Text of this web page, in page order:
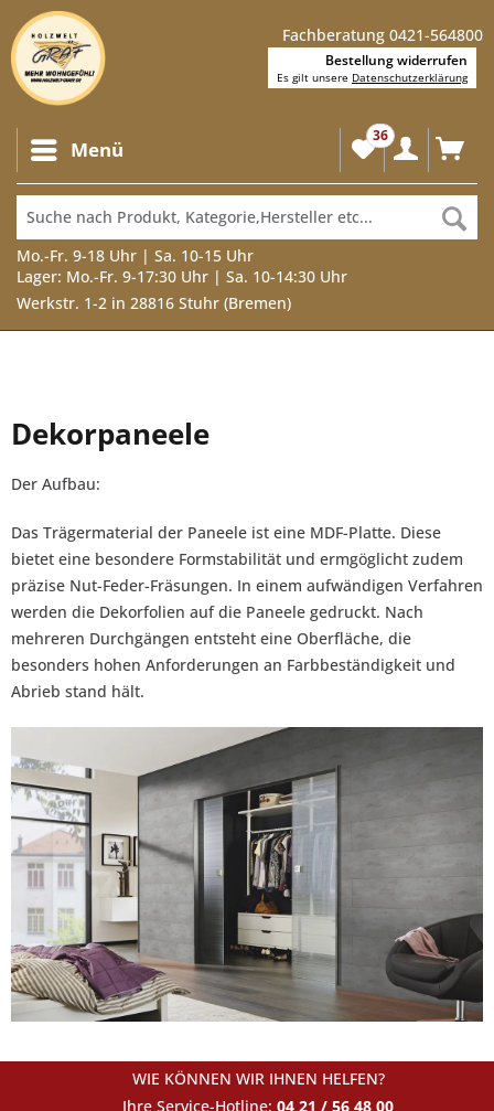
Fachberatung 0421-564800
Menü
36
Mo.-Fr. 9-18 Uhr | Sa. 10-15 Uhr
Lager: Mo.-Fr. 9-17:30 Uhr | Sa. 10-14:30 Uhr
Werkstr. 1-2 in 28816 Stuhr (Bremen)
Dekorpaneele
Der Aufbau:
Das Trägermaterial der Paneele ist eine MDF-Platte. Diese
bietet eine besondere Formstabilität und ermgöglicht zudem
präzise Nut-Feder-Fräsungen. In einem aufwändigen Verfahren
werden die Dekorfolien auf die Paneele gedruckt. Nach
mehreren Durchgängen entsteht eine Oberfläche, die
besonders hohen Anforderungen an Farbbeständigkeit und
Abrieb stand hält.
WIE KÖNNEN WIR IHNEN HELFEN?
Ihre Service-Hotline: 04 21 / 56 48 00
Bestellung widerrufen
Es gilt unsere Datenschutzerklärung